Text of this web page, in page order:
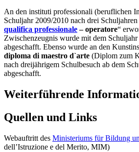
An den instituti professionali (beruflichen
Schuljahr 2009/2010 nach drei Schuljahren
qualifica professionale– operatore“
Zwischenzeugnis wurde mit dem Schuljahr
abgeschafft. Ebenso wurde an den
diploma di maestro d`arte (Diplom zum
nach dreijährigem Schulbesuch ab dem
abgeschafft.
Weiterführende
Quellen und Links
Webauftritt des Ministeriums für Bildung
dell’Istruzione e del Merito, MIM)